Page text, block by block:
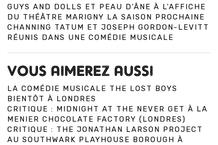
GUYS AND DOLLS ET PEAU D'ÂNE À L'AFFICHE
DU THÉÂTRE MARIGNY LA SAISON PROCHAINE
CHANNING TATUM ET JOSEPH GORDON-LEVITT
RÉUNIS DANS UNE COMÉDIE MUSICALE
VOUS AIMEREZ AUSSI
LA COMÉDIE MUSICALE THE LOST BOYS
BIENTÔT À LONDRES
CRITIQUE : MIDNIGHT AT THE NEVER GET À LA
MENIER CHOCOLATE FACTORY (LONDRES)
CRITIQUE : THE JONATHAN LARSON PROJECT
AU SOUTHWARK PLAYHOUSE BOROUGH À